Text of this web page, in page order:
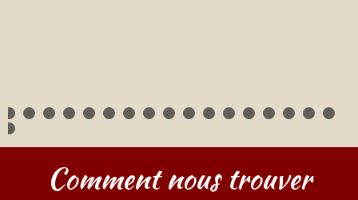
Comment nous trouver